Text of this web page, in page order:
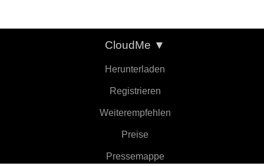
CloudMe ▼
Herunterladen
Registrieren
Weiterempfehlen
Preise
Pressemappe